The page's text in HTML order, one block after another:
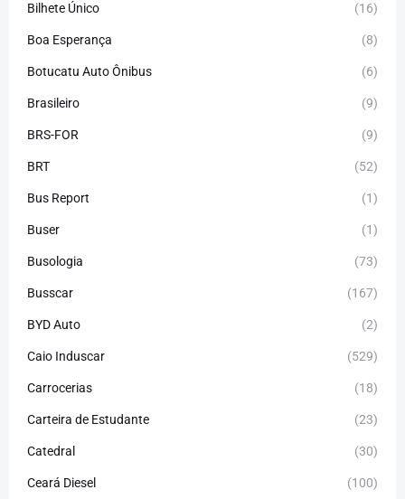
Bilhete Único (16)
Boa Esperança (8)
Botucatu Auto Ônibus (6)
Brasileiro (9)
BRS-FOR (9)
BRT (52)
Bus Report (1)
Buser (1)
Busologia (73)
Busscar (167)
BYD Auto (2)
Caio Induscar (529)
Carrocerias (18)
Carteira de Estudante (23)
Catedral (30)
Ceará Diesel (100)